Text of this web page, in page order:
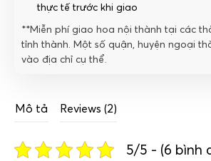
thực tế trước khi giao
**Miễn phí giao hoa nội thành tại các
tỉnh thành. Một số quận, huyện ngoại
vào địa chỉ cụ thể.
Mô tả Reviews (2)
5/5 - (6 bình